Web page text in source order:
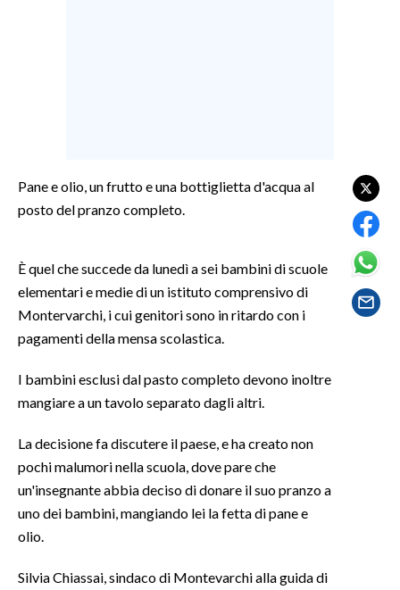
TENNIS
ALTRI SPORT
SPETTACOLI
GOSSIP
SALUTE
SARDI NEL MONDO
NOTIZIE
EVENTI
Pane e olio, un frutto e una bottiglietta d'acqua al
posto del pranzo completo.
È quel che succede da lunedì a sei bambini di scuole
elementari e medie di un istituto comprensivo di
Montervarchi, i cui genitori sono in ritardo con i
pagamenti della mensa scolastica.
I bambini esclusi dal pasto completo devono inoltre
mangiare a un tavolo separato dagli altri.
La decisione fa discutere il paese, e ha creato non
pochi malumori nella scuola, dove pare che
un'insegnante abbia deciso di donare il suo pranzo a
uno dei bambini, mangiando lei la fetta di pane e
olio.
Silvia Chiassai, sindaco di Montevarchi alla guida di